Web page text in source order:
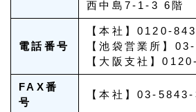
西中島7-1-3 6階
電話番号
【本社】0120-
【池袋営業所】
【大阪支社】
FAX番
号
【本社】03-